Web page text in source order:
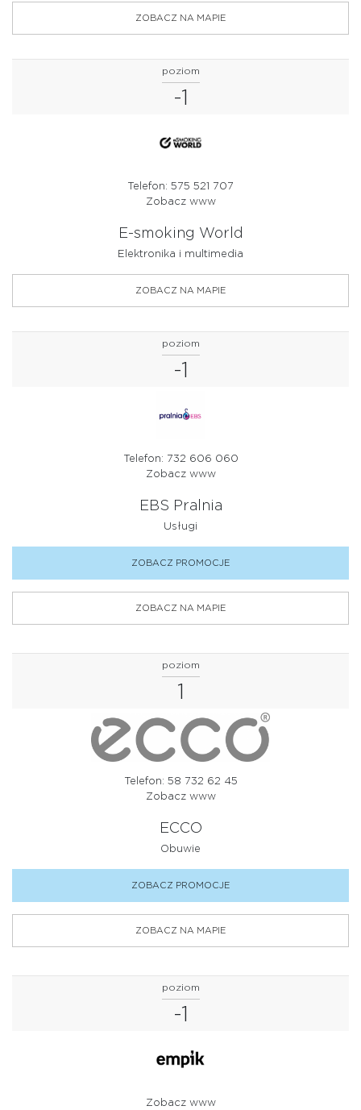
ZOBACZ NA MAPIE
poziom
-1
Telefon: 575 521 707
Zobacz www
E-smoking World
Elektronika i multimedia
ZOBACZ NA MAPIE
poziom
-1
Telefon: 732 606 060
Zobacz www
EBS Pralnia
Usługi
ZOBACZ PROMOCJE
ZOBACZ NA MAPIE
poziom
1
Telefon: 58 732 62 45
Zobacz www
ECCO
Obuwie
ZOBACZ PROMOCJE
ZOBACZ NA MAPIE
poziom
-1
Zobacz www